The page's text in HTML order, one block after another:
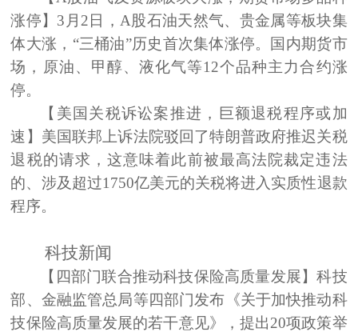
涨停】 3月2日，A股石油天然气、贵金属等板块集
体大涨，“三桶油”历史首次集体涨停。国内期货市
场，原油、甲醇、液化气等12个品种主力合约涨
停。
【美国关税诉讼案推进，巨额退税程序或加
速】 美国联邦上诉法院驳回了特朗普政府推迟关税
退税的请求，这意味着此前被最高法院裁定违法
的、涉及超过1750亿美元的关税将进入实质性退款
程序。
科技新闻
【四部门联合推动科技保险高质量发展】科技
部、金融监管总局等四部门发布《关于加快推动科
技保险高质量发展的若干意见》，提出20项政策举